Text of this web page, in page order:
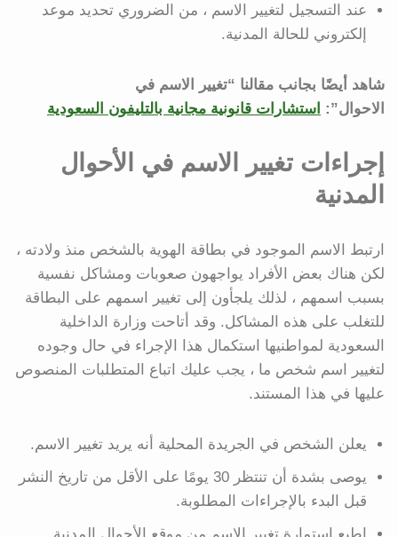
عند التسجيل لتغيير الاسم ، من الضروري تحديد موعد
إلكتروني للحالة المدنية.
شاهد أيضًا بجانب مقالنا “تغيير الاسم في
الاحوال”: استشارات قانونية مجانية بالتليفون السعودية
إجراءات تغيير الاسم في الأحوال
المدنية
ارتبط الاسم الموجود في بطاقة الهوية بالشخص منذ ولادته ،
لكن هناك بعض الأفراد يواجهون صعوبات ومشاكل نفسية
بسبب اسمهم ، لذلك يلجأون إلى تغيير اسمهم على البطاقة
للتغلب على هذه المشاكل. وقد أتاحت وزارة الداخلية
السعودية لمواطنيها استكمال هذا الإجراء في حال وجوده
لتغيير اسم شخص ما ، يجب عليك اتباع المتطلبات المنصوص
عليها في هذا المستند.
يعلن الشخص في الجريدة المحلية أنه يريد تغيير الاسم.
يوصى بشدة أن تنتظر 30 يومًا على الأقل من تاريخ النشر
قبل البدء بالإجراءات المطلوبة.